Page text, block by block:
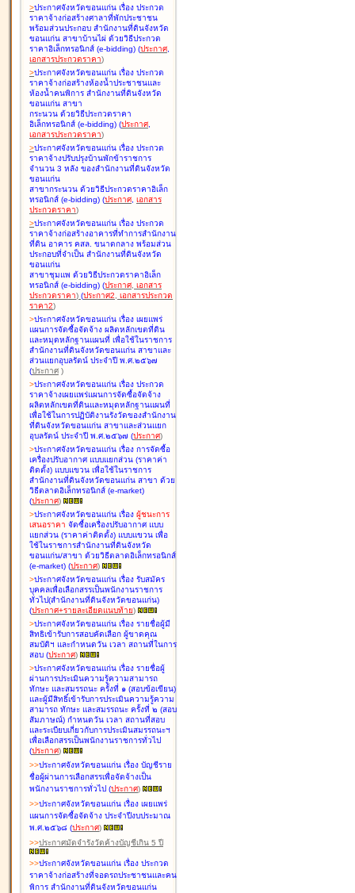
>ประกาศจังหวัดขอนแก่น เรื่อง ประกวด
ราคาจ้างก่อสร้างศาลาที่พักประชาชน
พร้อมส่วนประกอบ สำนักงานที่ดินจังหวัด
ขอนแก่น สาขาบ้านไผ่ ด้วยวิธีประกวด
ราคาอิเล็กทรอนิกส์ (e-bidding) (ประกาศ,
เอกสารประกวดราคา)
>ประกาศจังหวัดขอนแก่น เรื่อง ประกวด
ราคาจ้างก่อสร้างห้องน้ำประชาชนและ
ห้องน้ำคนพิการ สำนักงานที่ดินจังหวัด
ขอนแก่น สาขา
กระนวน ด้วยวิธีประกวดราคา
อิเล็กทรอนิกส์ (e-bidding) (ประกาศ,
เอกสารประกวดราคา)
>ประกาศจังหวัดขอนแก่น เรื่อง ประกวด
ราคาจ้างปรับปรุงบ้านพักข้าราชการ
จำนวน 3 หลัง ของสำนักงานที่ดินจังหวัด
ขอนแก่น
สาขากระนวน ด้วยวิธีประกวดราคาอิเล็ก
ทรอนิกส์ (e-bidding) (ประกาศ, เอกสาร
ประกวดราคา)
>ประกาศจังหวัดขอนแก่น เรื่อง ประกวด
ราคาจ้างก่อสร้างอาคารที่ทำการสำนักงาน
ที่ดิน อาคาร คสล. ขนาดกลาง พร้อมส่วน
ประกอบที่จำเป็น สำนักงานที่ดินจังหวัด
ขอนแก่น
สาขาชุมแพ ด้วยวิธีประกวดราคาอิเล็ก
ทรอนิกส์ (e-bidding) (ประกาศ, เอกสาร
ประกวดราคา) (ประกาศ2, เอกสารประกวด
ราคา2)
>ประกาศจังหวัดขอนแก่น เรื่อง เผยแพร่
แผนการจัดซื้อจัดจ้าง ผลิตหลักเขตที่ดิน
และหมุดหลักฐานแผนที่ เพื่อใช้ในราชการ
สำนักงานที่ดินจังหวัดขอนแก่น สาขาและ
ส่วนแยกอุบลรัตน์ ประจำปี พ.ศ.๒๕๖๗
(ประกาศ )
>ประกาศจังหวัดขอนแก่น เรื่อง ประกวด
ราคาจ้างเผยแพร่แผนการจัดซื้อจัดจ้าง
ผลิตหลักเขตที่ดินและหมุดหลักฐานแผนที่
เพื่อใช้ในการปฏิบัติงานรังวัดของสำนักงาน
ที่ดินจังหวัดขอนแก่น สาขาและส่วนแยก
อุบลรัตน์ ประจำปี พ.ศ.๒๕๖๗ (ประกาศ)
>ประกาศจังหวัดขอนแก่น เรื่อง การจัดซื้อ
เครื่องปรับอากาศ แบบแยกส่วน (ราคาค่า
ติดตั้ง) แบบแขวน เพื่อใช้ในราชการ
สำนักงานที่ดินจังหวัดขอนแก่น สาขา ด้วย
วิธีตลาดอิเล็กทรอนิกส์ (e-market)
(ประกาศ)
>ประกาศจังหวัดขอนแก่น เรื่อง ผู้ชนะการ
เสนอราคา จัดซื้อเครื่องปรับอากาศ แบบ
แยกส่วน (ราคาค่าติดตั้ง) แบบแขวน เพื่อ
ใช้ในราชการสำนักงานที่ดินจังหวัด
ขอนแก่น/สาขา ด้วยวิธีตลาดอิเล็กทรอนิกส์
(e-market) (ประกาศ)
>ประกาศจังหวัดขอนแก่น เรื่อง รับสมัคร
บุคคลเพื่อเลือกสรรเป็นพนักงานราชการ
ทั่วไป(สำนักงานที่ดินจังหวัดขอนแก่น)
(ประกาศ+รายละเอียดแนบท้าย)
>ประกาศจังหวัดขอนแก่น เรื่อง รายชื่อผู้มี
สิทธิเข้ารับการสอบคัดเลือก ผู้ขาดคุณ
สมบัติฯ และกำหนดวัน เวลา สถานที่ในการ
สอบ (ประกาศ)
>ประกาศจังหวัดขอนแก่น เรื่อง รายชื่อผู้
ผ่านการประเมินความรู้ความสามารถ
ทักษะ และสมรรถนะ ครั้งที่ ๑ (สอบข้อเขียน)
และผู้มีสิทธิ์เข้ารับการประเมินความรู้ความ
สามารถ ทักษะ และสมรรถนะ ครั้งที่ ๒ (สอบ
สัมภาษณ์) กำหนดวัน เวลา สถานที่สอบ
และระเบียบเกี่ยวกับการประเมินสมรรถนะฯ
เพื่อเลือกสรรเป็นพนักงานราชการทั่วไป
(ประกาศ)
>>ประกาศจังหวัดขอนแก่น เรื่อง บัญชีราย
ชื่อผู้ผ่านการเลือกสรรเพื่อจัดจ้างเป็น
พนักงานราชการทั่วไป (ประกาศ)
>>ประกาศจังหวัดขอนแก่น เรื่อง เผยแพร่
แผนการจัดซื้อจัดจ้าง ประจำปีงบประมาณ
พ.ศ.๒๕๖๘ (ประกาศ)
>>ประกาศมัดจำรังวัดค้างบัญชีเกิน 5 ปี
>>ประกาศจังหวัดขอนแก่น เรื่อง ประกวด
ราคาจ้างก่อสร้างที่จอดรถประชาชนและคน
พิการ สำนักงานที่ดินจังหวัดขอนแก่น